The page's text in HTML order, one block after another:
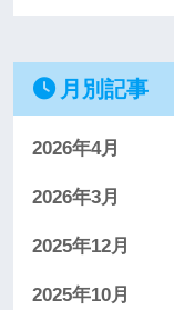
月別記事
2026年4月
2026年3月
2025年12月
2025年10月